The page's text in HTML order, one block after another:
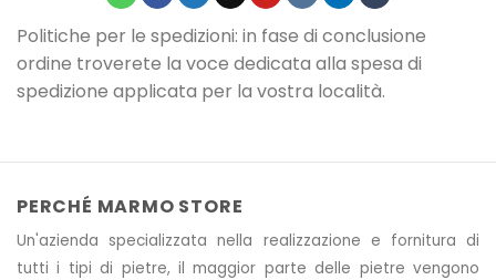
Politiche per le spedizioni: in fase di conclusione
ordine troverete la voce dedicata alla spesa di
spedizione applicata per la vostra località.
PERCHÉ MARMO STORE
Un'azienda specializzata nella realizzazione e fornitura di
tutti i tipi di pietre, il maggior parte delle pietre vengono